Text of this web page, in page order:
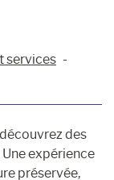
services
des
expérience
préservée,